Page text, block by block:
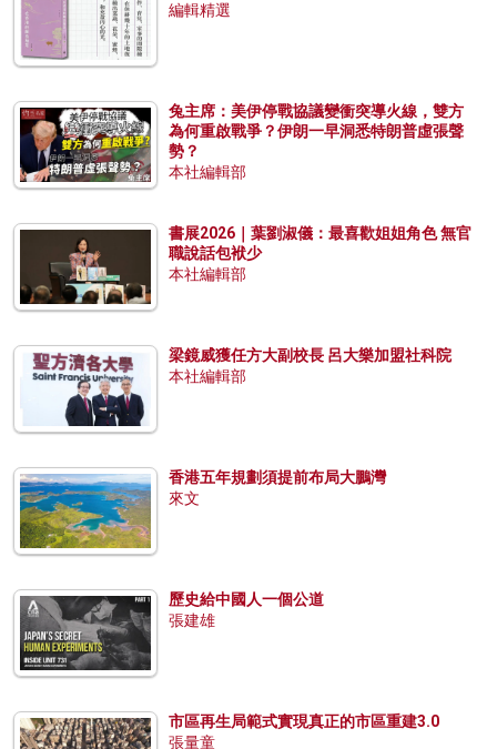
編輯精選
兔主席：美伊停戰協議變衝突導火線，雙方
為何重啟戰爭？伊朗一早洞悉特朗普虛張聲
勢？
本社編輯部
書展2026｜葉劉淑儀：最喜歡姐姐角色 無官
職說話包袱少
本社編輯部
梁鏡威獲任方大副校長 呂大樂加盟社科院
本社編輯部
香港五年規劃須提前布局大鵬灣
來文
歷史給中國人一個公道
張建雄
市區再生局範式實現真正的市區重建3.0
張量童